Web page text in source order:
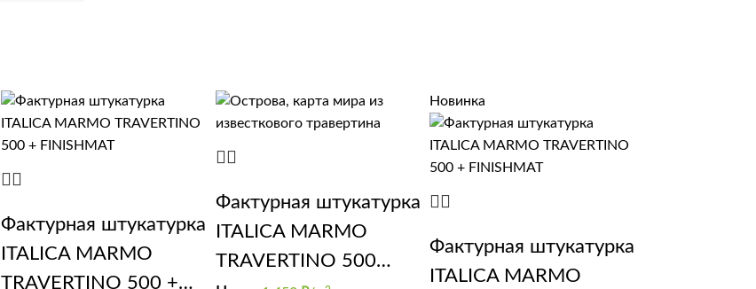
Фактурная штукатурка
ITALICA MARMO
TRAVERTINO 500 +
Фактурная штукатурка
ITALICA MARMO
TRAVERTINO 500
Новинка
Фактурная штукатурка
ITALICA MARMO